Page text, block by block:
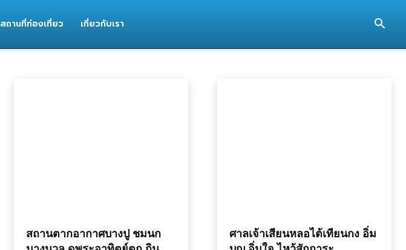
สถานที่ท่องเที่ยว เกี่ยวกับเรา
สถานตากอากาศบางปู ชมนก
ศาลเจ้าเสียนหลอไต้เทียนกง อิ่ม